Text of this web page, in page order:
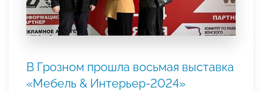
В Грозном прошла восьмая выставка
«Мебель & Интерьер-2024»